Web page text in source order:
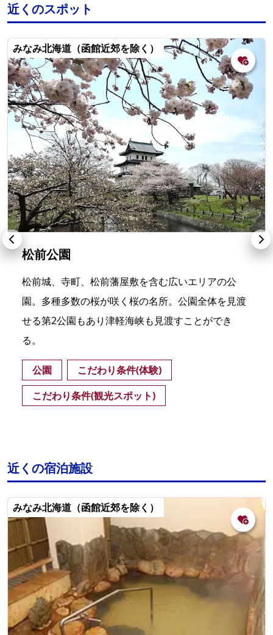
近くのスポット
みなみ北海道（函館近郊を除く）
松前公園
松前城、寺町、松前藩屋敷を含む広いエリアの公
園。多種多数の桜が咲く桜の名所。公園全体を見渡
せる第2公園もあり津軽海峡も見渡すことができ
る。
公園
こだわり条件(体験)
こだわり条件(観光スポット)
近くの宿泊施設
みなみ北海道（函館近郊を除く）